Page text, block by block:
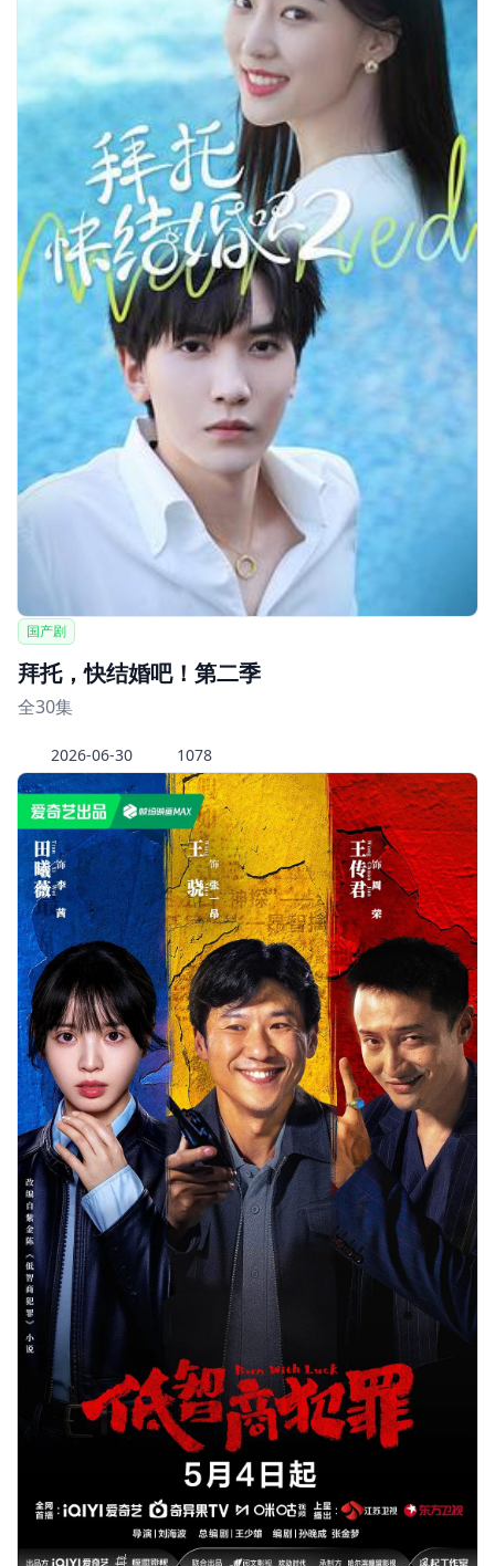
国产剧
拜托，快结婚吧！第二季
全30集
2026-06-30 1078